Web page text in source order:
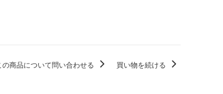
の商品について問い合わせる 買い物を続ける